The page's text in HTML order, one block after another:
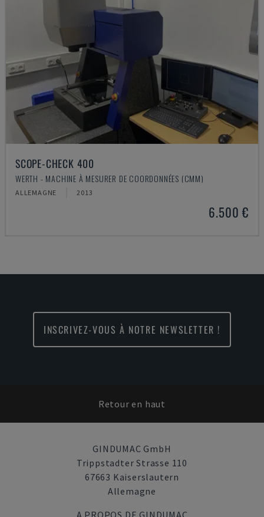
SCOPE-CHECK 400
WERTH - MACHINE À MESURER DE COORDONNÉES (CMM)
ALLEMAGNE 2013
6.500 €
INSCRIVEZ-VOUS À NOTRE NEWSLETTER !
Retour en haut
GINDUMAC GmbH
Trippstadter Strasse 110
67663 Kaiserslautern
Allemagne
A PROPOS DE GINDUMAC